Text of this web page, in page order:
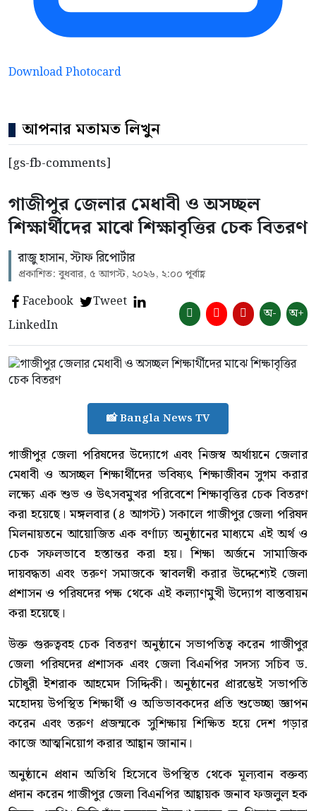
Download Photocard
আপনার মতামত লিখুন
[gs-fb-comments]
গাজীপুর জেলার মেধাবী ও অসচ্ছল
শিক্ষার্থীদের মাঝে শিক্ষাবৃত্তির চেক বিতরণ
রাজু হাসান, স্টাফ রিপোর্টার
প্রকাশিত: বুধবার, ৫ আগস্ট, ২০২৬, ২:০০ পূর্বাহ্ণ
Facebook
Tweet
LinkedIn
অ- অ+
📸 Bangla News TV
গাজীপুর জেলা পরিষদের উদ্যোগে এবং নিজস্ব অর্থায়নে জেলার
মেধাবী ও অসচ্ছল শিক্ষার্থীদের ভবিষ্যৎ শিক্ষাজীবন সুগম করার
লক্ষ্যে এক শুভ ও উৎসবমুখর পরিবেশে শিক্ষাবৃত্তির চেক বিতরণ
করা হয়েছে। মঙ্গলবার (৪ আগস্ট) সকালে গাজীপুর জেলা পরিষদ
মিলনায়তনে আয়োজিত এক বর্ণাঢ্য অনুষ্ঠানের মাধ্যমে এই অর্থ ও
চেক সফলভাবে হস্তান্তর করা হয়। শিক্ষা অর্জনে সামাজিক
দায়বদ্ধতা এবং তরুণ সমাজকে স্বাবলম্বী করার উদ্দেশ্যেই জেলা
প্রশাসন ও পরিষদের পক্ষ থেকে এই কল্যাণমুখী উদ্যোগ বাস্তবায়ন
করা হয়েছে।
উক্ত গুরুত্ববহ চেক বিতরণ অনুষ্ঠানে সভাপতিত্ব করেন গাজীপুর
জেলা পরিষদের প্রশাসক এবং জেলা বিএনপির সদস্য সচিব ড.
চৌধুরী ইশরাক আহমেদ সিদ্দিকী। অনুষ্ঠানের প্রারম্ভেই সভাপতি
মহোদয় উপস্থিত শিক্ষার্থী ও অভিভাবকদের প্রতি শুভেচ্ছা জ্ঞাপন
করেন এবং তরুণ প্রজন্মকে সুশিক্ষায় শিক্ষিত হয়ে দেশ গড়ার
কাজে আত্মনিয়োগ করার আহ্বান জানান।
অনুষ্ঠানে প্রধান অতিথি হিসেবে উপস্থিত থেকে মূল্যবান বক্তব্য
প্রদান করেন গাজীপুর জেলা বিএনপির আহ্বায়ক জনাব ফজলুল হক